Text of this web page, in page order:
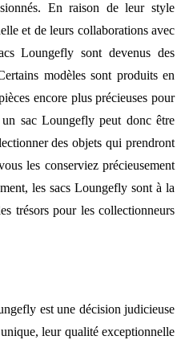
En raison de leur style
et de leurs collaborations avec
Loungefly sont devenus des
modèles sont produits en
encore plus précieuses pour
sac Loungefly peut donc être
des objets qui prendront
les conserviez précieusement
les sacs Loungefly sont à la
trésors pour les collectionneurs
est une décision judicieuse
leur qualité exceptionnelle